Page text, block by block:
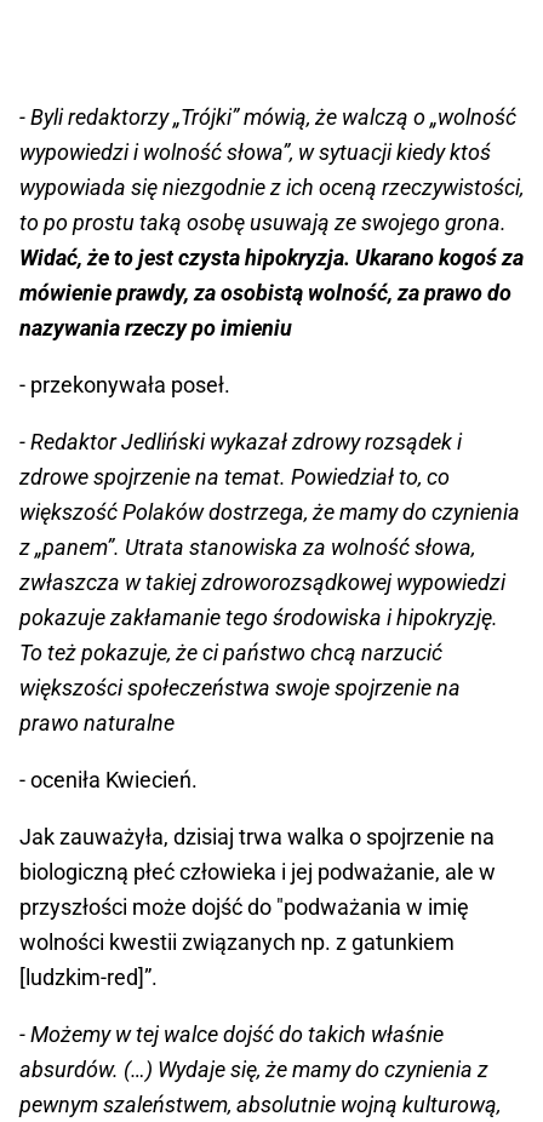
- Byli redaktorzy „Trójki” mówią, że walczą o „wolność
wypowiedzi i wolność słowa”, w sytuacji kiedy ktoś
wypowiada się niezgodnie z ich oceną rzeczywistości,
to po prostu taką osobę usuwają ze swojego grona.
Widać, że to jest czysta hipokryzja. Ukarano kogoś za
mówienie prawdy, za osobistą wolność, za prawo do
nazywania rzeczy po imieniu
- przekonywała poseł.
- Redaktor Jedliński wykazał zdrowy rozsądek i
zdrowe spojrzenie na temat. Powiedział to, co
większość Polaków dostrzega, że mamy do czynienia
z „panem”. Utrata stanowiska za wolność słowa,
zwłaszcza w takiej zdroworozsądkowej wypowiedzi
pokazuje zakłamanie tego środowiska i hipokryzję.
To też pokazuje, że ci państwo chcą narzucić
większości społeczeństwa swoje spojrzenie na
prawo naturalne
- oceniła Kwiecień.
Jak zauważyła, dzisiaj trwa walka o spojrzenie na
biologiczną płeć człowieka i jej podważanie, ale w
przyszłości może dojść do "podważania w imię
wolności kwestii związanych np. z gatunkiem
[ludzkim-red]”.
- Możemy w tej walce dojść do takich właśnie
absurdów. (…) Wydaje się, że mamy do czynienia z
pewnym szaleństwem, absolutnie wojną kulturową,